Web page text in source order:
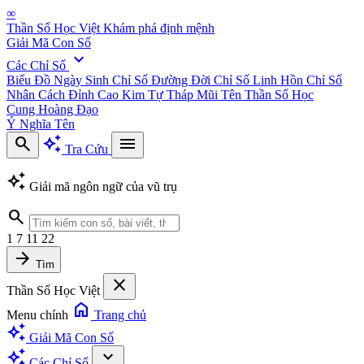
∞
Thần Số Học Việt Khám phá định mệnh
Giải Mã Con Số
Các Chỉ Số expand_more
Biểu Đồ Ngày Sinh Chỉ Số Đường Đời Chỉ Số Linh Hồn Chỉ Số
Nhân Cách Đỉnh Cao Kim Tự Tháp Mũi Tên Thần Số Học
Cung Hoàng Đạo
Ý Nghĩa Tên
search auto_awesome Tra Cứu
menu
auto_awesome Giải mã ngôn ngữ của vũ trụ
search
1 7 11 22
arrow_forward Tìm
Thần Số Học Việt close
Menu chính home Trang chủ
auto_awesome Giải Mã Con Số
auto_awesome
expand_more